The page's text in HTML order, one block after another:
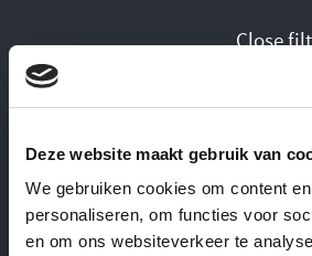
Deze website maakt gebruik van
We gebruiken cookies om content
personaliseren, om functies voor
en om ons websiteverkeer te
WEBSHOP— ’T
Close
Collection Floor boards